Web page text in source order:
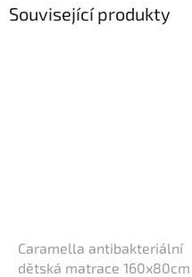
Související produkty
Caramella antibakteriální
dětská matrace 160x80cm